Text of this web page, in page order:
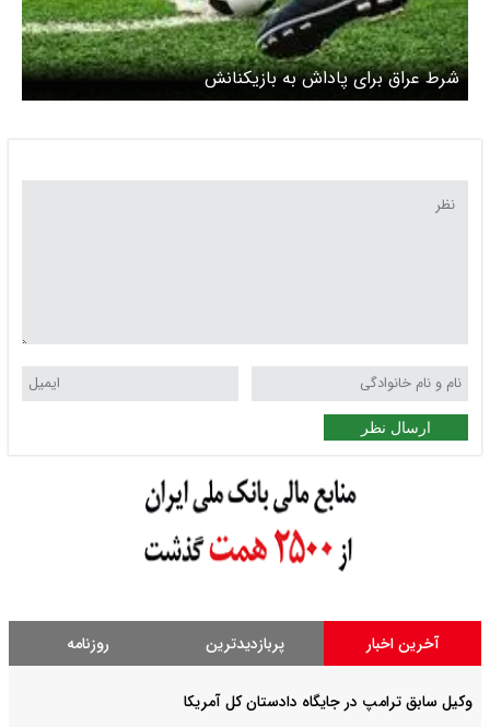
شرط عراق برای پاداش به بازیکنانش
ارسال نظر
آخرین اخبار پربازدیدترین روزنامه
وکیل سابق ترامپ در جایگاه دادستان کل آمریکا